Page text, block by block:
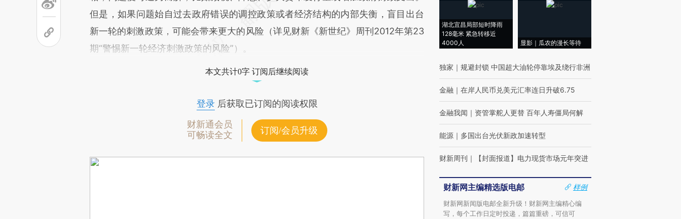
但是，如果问题始自过去政府错误的调控政策或者经济结构的内部失衡，盲目出台
新一轮的刺激政策，可能会带来更大的风险（详见财新《新世纪》周刊2012年第23
期“警惕新一轮经济刺激政策的风险”）。
本文共计0字 订阅后继续阅读
登录后获取已订阅的阅读权限
财新通会员
可畅读全文
订阅/会员升级
湖北宜昌局部短时降雨
128毫米 紧急转移近
4000人
显影｜瓜农的漫长等待
独家 ｜ 规避封锁 中国超大油轮停靠埃及绕行非洲
金融 ｜ 在岸人民币兑美元汇率连日升破6.75
金融我闻 ｜ 资管掌舵人更替 百年人寿僵局何解
能源 ｜ 多国出台光伏新政加速转型
财新周刊 ｜ 【封面报道】电力现货市场元年突进
财新网主编精选版电邮
样例
财新网新闻版电邮全新升级！财新网主编精心编
写，每个工作日定时投递，篇篇重磅，可信可